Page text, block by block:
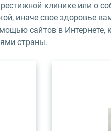
клинике или о
иначе свое здоровье
сайтов в
страны.